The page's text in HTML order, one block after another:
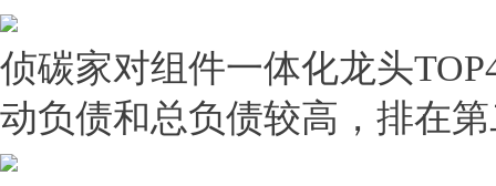
侦碳家对组件一体化龙头
动负债和总负债较高，排在